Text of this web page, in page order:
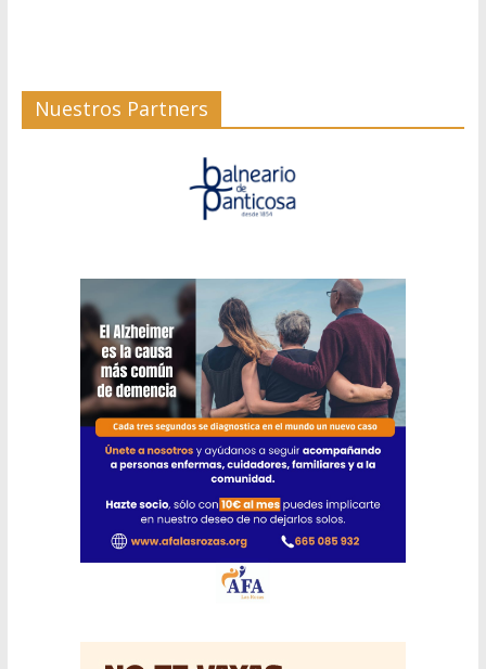
Nuestros Partners